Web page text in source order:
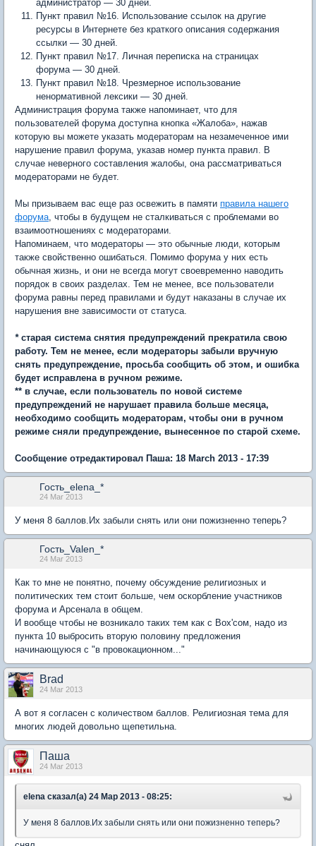
администратор — 30 дней.
Пункт правил №16. Использование ссылок на другие
ресурсы в Интернете без краткого описания содержания
ссылки — 30 дней.
Пункт правил №17. Личная переписка на страницах
форума — 30 дней.
Пункт правил №18. Чрезмерное использование
ненормативной лексики — 30 дней.
Администрация форума также напоминает, что для
пользователей форума доступна кнопка «Жалоба», нажав
которую вы можете указать модераторам на незамеченное ими
нарушение правил форума, указав номер пункта правил. В
случае неверного составления жалобы, она рассматриваться
модераторами не будет.
Мы призываем вас еще раз освежить в памяти правила нашего
форума, чтобы в будущем не сталкиваться с проблемами во
взаимоотношениях с модераторами.
Напоминаем, что модераторы — это обычные люди, которым
также свойственно ошибаться. Помимо форума у них есть
обычная жизнь, и они не всегда могут своевременно наводить
порядок в своих разделах. Тем не менее, все пользователи
форума равны перед правилами и будут наказаны в случае их
нарушения вне зависимости от статуса.
* старая система снятия предупреждений прекратила свою
работу. Тем не менее, если модераторы забыли вручную
снять предупреждение, просьба сообщить об этом, и ошибка
будет исправлена в ручном режиме.
** в случае, если пользователь по новой системе
предупреждений не нарушает правила больше месяца,
необходимо сообщить модераторам, чтобы они в ручном
режиме сняли предупреждение, вынесенное по старой схеме.
Сообщение отредактировал Паша: 18 March 2013 - 17:39
Гость_elena_*
24 Mar 2013
У меня 8 баллов.Их забыли снять или они пожизненно теперь?
Гость_Valen_*
24 Mar 2013
Как то мне не понятно, почему обсуждение религиозных и
политических тем стоит больше, чем оскорбление участников
форума и Арсенала в общем.
И вообще чтобы не возникало таких тем как с Box'сом, надо из
пункта 10 выбросить вторую половину предложения
начинающуюся с "в провокационном..."
Brad
24 Mar 2013
А вот я согласен с количеством баллов. Религиозная тема для
многих людей довольно щепетильна.
Паша
24 Mar 2013
elena сказал(а) 24 Мар 2013 - 08:25:
У меня 8 баллов.Их забыли снять или они пожизненно теперь?